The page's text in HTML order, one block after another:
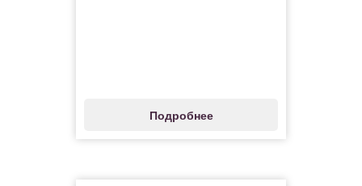
Подробнее